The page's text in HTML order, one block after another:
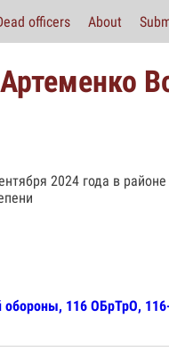
officers About
2024 года в
116 ОБрТрО,